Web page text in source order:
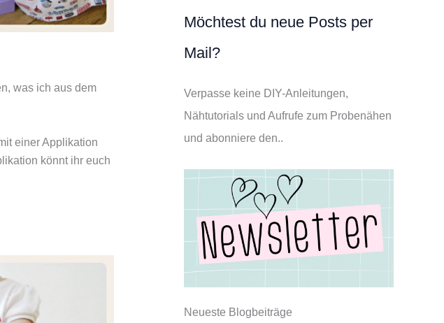
was ich aus dem
einer Applikation
könnt ihr euch
Möchtest du neue Posts per
Mail?
Verpasse keine DIY-Anleitungen,
Nähtutorials und Aufrufe zum Probenähen
und abonniere den..
Neueste Blogbeiträge